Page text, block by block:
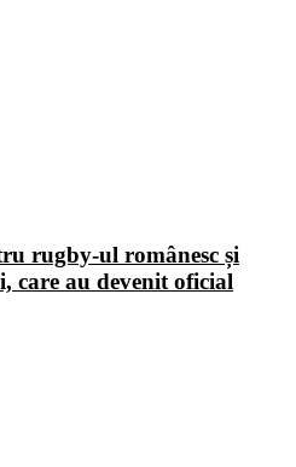
rugby-ul românesc și
care au devenit oficial